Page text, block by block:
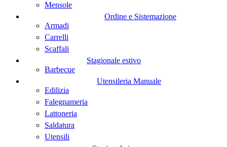
Mensole
Ordine e Sistemazione
Armadi
Carrelli
Scaffali
Stagionale estivo
Barbecue
Utensileria Manuale
Edilizia
Falegnameria
Lattoneria
Saldatura
Utensili